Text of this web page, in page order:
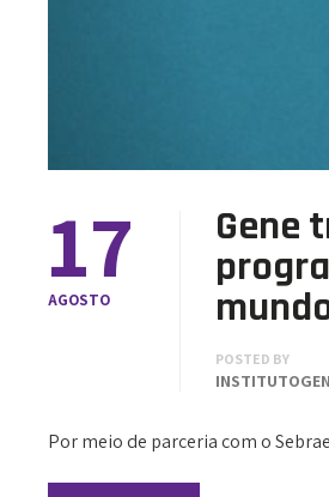
17
AGOSTO
Gene
POSTED BY
Por meio de parceria com o